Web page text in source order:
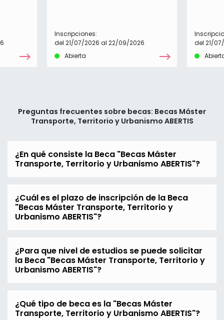
Inscripciones:
del 21/07/2026 al 22/09/2026
Abierta
del 21/
Preguntas frecuentes sobre becas: Becas Máster
Transporte, Territorio y Urbanismo ABERTIS
¿En qué consiste la Beca "Becas Máster
Transporte, Territorio y Urbanismo ABERTIS"?
¿Cuál es el plazo de inscripción de la Beca
"Becas Máster Transporte, Territorio y
Urbanismo ABERTIS"?
¿Para que nivel de estudios se puede solicitar
la Beca "Becas Máster Transporte, Territorio y
Urbanismo ABERTIS"?
¿Qué tipo de beca es la "Becas Máster
Transporte, Territorio y Urbanismo ABERTIS"?